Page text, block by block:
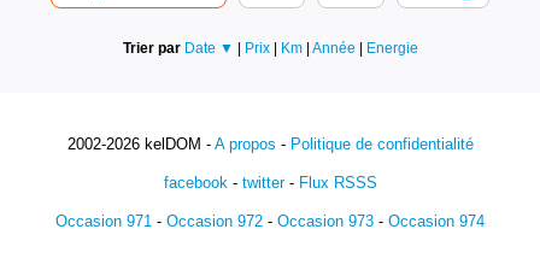
Trier par Date ▼ | Prix | Km | Année | Energie
2002-2026 kelDOM - A propos - Politique de confidentialité
facebook- twitter- Flux RSSS
Occasion 971 - Occasion 972 - Occasion 973 - Occasion 974